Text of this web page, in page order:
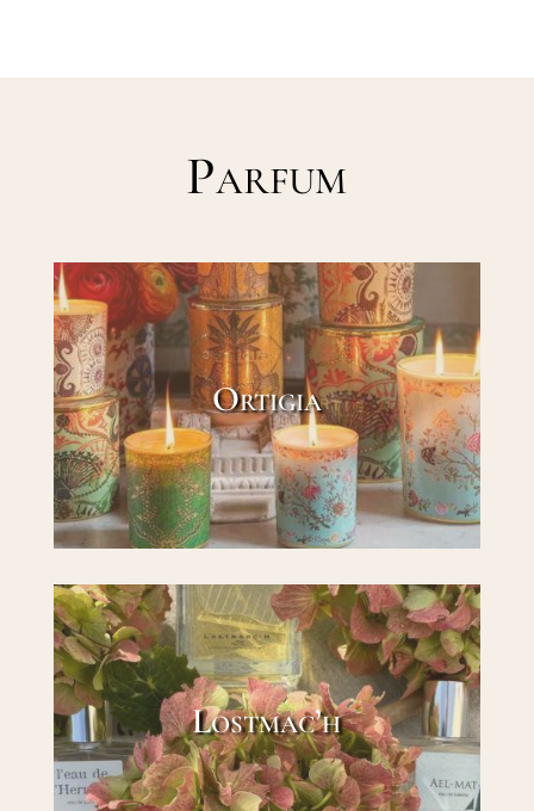
Parfum
Ortigia
Lostmac’h